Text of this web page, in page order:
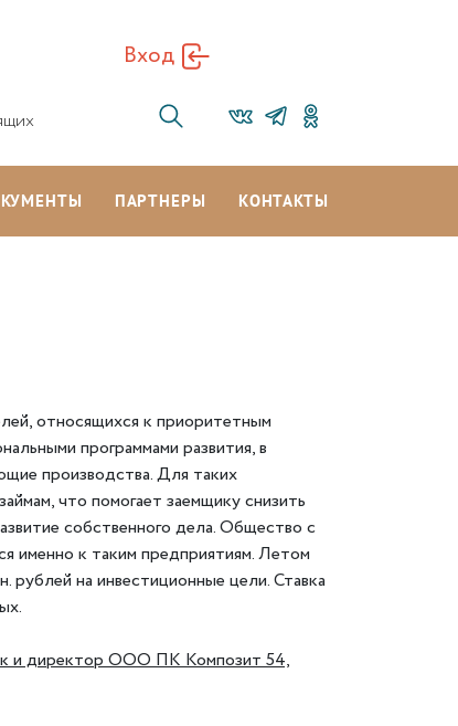
Вход
ПАРТНЕРЫ КОНТАКТЫ
относящихся к приоритетным
программами развития, в
производства. Для таких
что помогает заемщику снизить
собственного дела. Общество с
именно к таким предприятиям. Летом
на инвестиционные цели. Ставка
и директор ООО ПК Композит 54,